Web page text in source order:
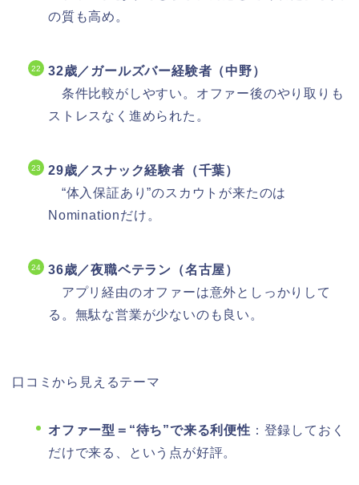
の質も高め。
32歳／ガールズバー経験者（中野）
条件比較がしやすい。オファー後のやり取りも
ストレスなく進められた。
29歳／スナック経験者（千葉）
“体入保証あり”のスカウトが来たのは
Nominationだけ。
36歳／夜職ベテラン（名古屋）
アプリ経由のオファーは意外としっかりして
る。無駄な営業が少ないのも良い。
口コミから見えるテーマ
オファー型＝“待ち”で来る利便性 ：登録しておく
だけで来る、という点が好評。